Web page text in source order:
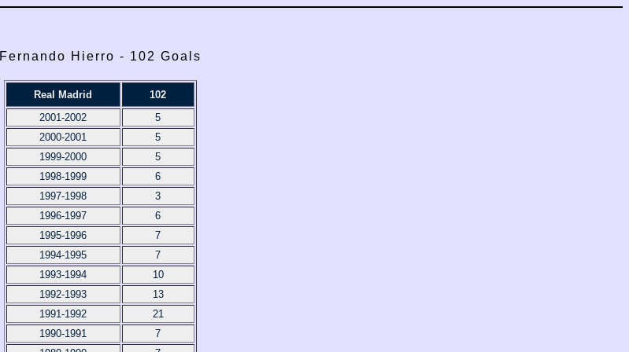
Fernando Hierro - 102 Goals
Real Madrid
102
2001-2002
5
2000-2001
5
1999-2000
5
1998-1999
6
1997-1998
3
1996-1997
6
1995-1996
7
1994-1995
7
1993-1994
10
1992-1993
13
1991-1992
21
1990-1991
7